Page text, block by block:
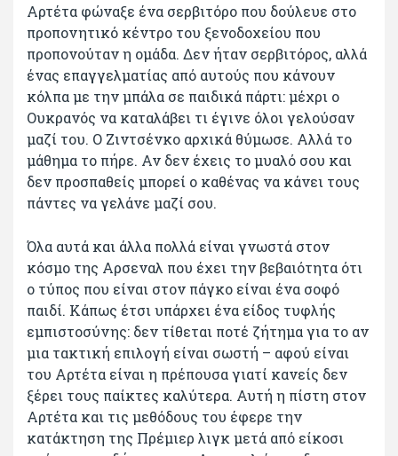
Αρτέτα φώναξε ένα σερβιτόρο που δούλευε στο
προπονητικό κέντρο του ξενοδοχείου που
προπονούταν η ομάδα. Δεν ήταν σερβιτόρος, αλλά
ένας επαγγελματίας από αυτούς που κάνουν
κόλπα με την μπάλα σε παιδικά πάρτι: μέχρι ο
Ουκρανός να καταλάβει τι έγινε όλοι γελούσαν
μαζί του. Ο Ζιντσένκο αρχικά θύμωσε. Αλλά το
μάθημα το πήρε. Αν δεν έχεις το μυαλό σου και
δεν προσπαθείς μπορεί ο καθένας να κάνει τους
πάντες να γελάνε μαζί σου.
Όλα αυτά και άλλα πολλά είναι γνωστά στον
κόσμο της Αρσεναλ που έχει την βεβαιότητα ότι
ο τύπος που είναι στον πάγκο είναι ένα σοφό
παιδί. Κάπως έτσι υπάρχει ένα είδος τυφλής
εμπιστοσύνης: δεν τίθεται ποτέ ζήτημα για το αν
μια τακτική επιλογή είναι σωστή – αφού είναι
του Αρτέτα είναι η πρέπουσα γιατί κανείς δεν
ξέρει τους παίκτες καλύτερα. Αυτή η πίστη στον
Αρτέτα και τις μεθόδους του έφερε την
κατάκτηση της Πρέμιερ λιγκ μετά από είκοσι